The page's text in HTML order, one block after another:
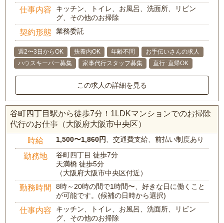
仕事内容
キッチン、トイレ、お風呂、洗面所、リビン
グ、その他のお掃除
契約形態 業務委託
週2〜3日からOK 扶養内OK 年齢不問
お手伝いさんの求人
ハウスキーパー募集
家事代行スタッフ募集 直行･直帰OK
この求人の詳細を見る
谷町四丁目駅から徒歩7分！1LDKマンションでのお掃除
代行のお仕事（大阪府大阪市中央区）
時給 1,500〜1,860円、交通費支給、前払い制度あり
勤務地
谷町四丁目 徒歩7分
天満橋 徒歩5分
（大阪府大阪市中央区付近）
勤務時間
8時～20時の間で1時間〜、好きな日に働くこと
が可能です。(候補の日時から選択)
仕事内容
キッチン、トイレ、お風呂、洗面所、リビン
グ、その他のお掃除